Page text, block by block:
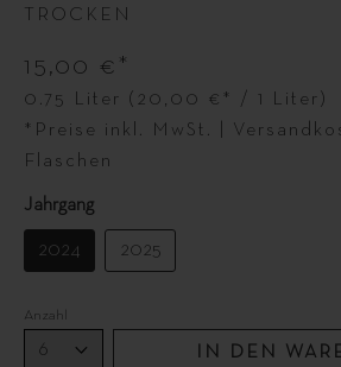
TROCKEN
15,00 €*
0.75 Liter (20,00 €* / 1 Liter)
*Preise inkl. MwSt. |
Flaschen
Jahrgang
2024 2025
Anzahl
IN DEN